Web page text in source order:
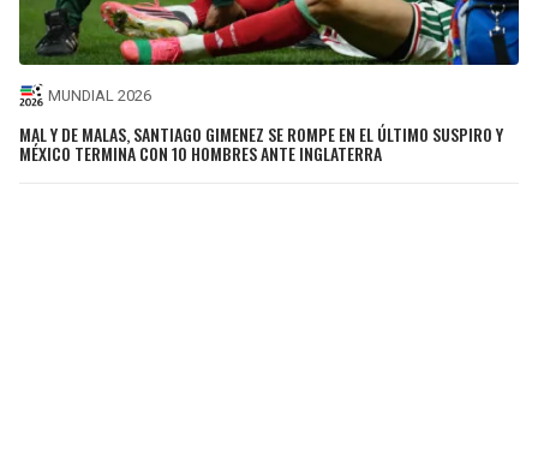
MUNDIAL 2026
MAL Y DE MALAS, SANTIAGO GIMENEZ SE ROMPE EN EL ÚLTIMO SUSPIRO Y
MÉXICO TERMINA CON 10 HOMBRES ANTE INGLATERRA